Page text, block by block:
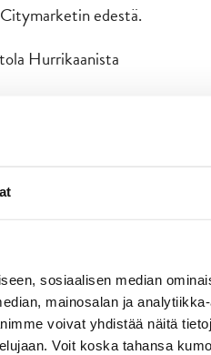
sosiaalisen median
mainosalan ja
voivat yhdistää näitä
Voit koska tahansa
edestä.
Hurrikaanista